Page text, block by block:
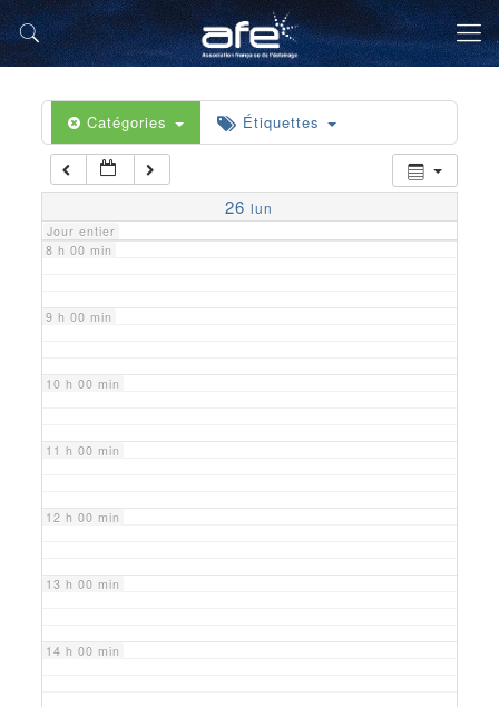
Catégories Étiquettes
26 lun
Jour entier
5 h 00 min
6 h 00 min
7 h 00 min
8 h 00 min
9 h 00 min
10 h 00 min
11 h 00 min
12 h 00 min
13 h 00 min
14 h 00 min